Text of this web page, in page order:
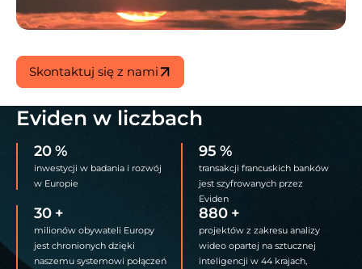
Skontaktuj się z nami
Eviden w liczbach
20%
inwestycji w badania i rozwój
w Europie
95 %
transakcji francuskich banków
jest szyfrowanych przez
Eviden
30 +
milionów obywateli Europy
jest chronionych dzięki
naszemu systemowi połączeń
880 +
projektów z zakresu analizy
wideo opartej na sztucznej
inteligencji w 44 krajach,